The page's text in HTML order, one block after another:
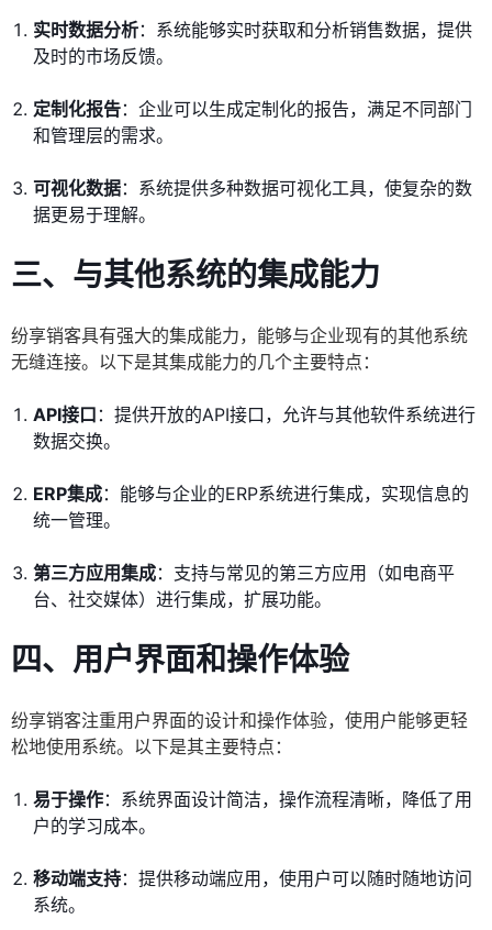
实时数据分析：系统能够实时获取和分析销售数据，提供
及时的市场反馈。
定制化报告：企业可以生成定制化的报告，满足不同部门
和管理层的需求。
可视化数据：系统提供多种数据可视化工具，使复杂的数
据更易于理解。
三、与其他系统的集成能力
纷享销客具有强大的集成能力，能够与企业现有的其他系统
无缝连接。以下是其集成能力的几个主要特点：
API接口 ：提供开放的API接口，允许与其他软件系统进行
数据交换。
ERP集成：能够与企业的ERP系统进行集成，实现信息的
统一管理。
第三方应用集成：支持与常见的第三方应用（如电商平
台、社交媒体）进行集成，扩展功能。
四、用户界面和操作体验
纷享销客注重用户界面的设计和操作体验，使用户能够更轻
松地使用系统。以下是其主要特点：
易于操作：系统界面设计简洁，操作流程清晰，降低了用
户的学习成本。
移动端支持：提供移动端应用，使用户可以随时随地访问
系统。